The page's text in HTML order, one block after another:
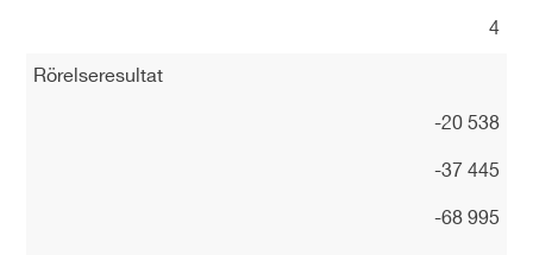
4
Rörelseresultat
-20 538
-37 445
-68 995